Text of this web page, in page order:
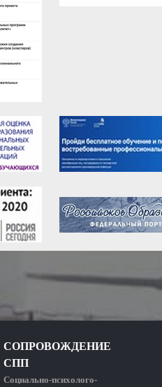
СОПРОВОЖДЕНИЕ
СПП
Социально-психолого-